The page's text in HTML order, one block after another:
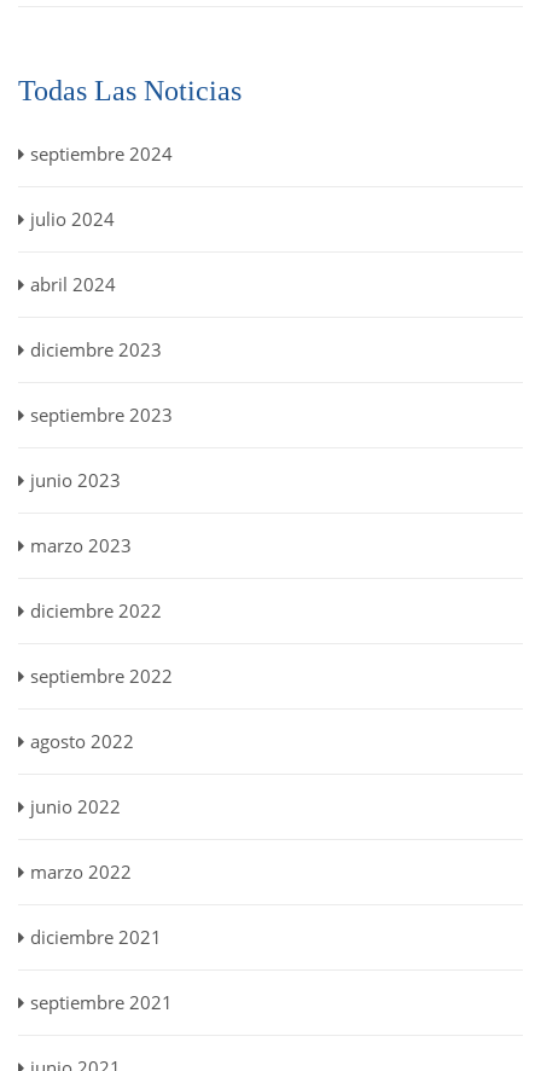
Todas Las Noticias
septiembre 2024
julio 2024
abril 2024
diciembre 2023
septiembre 2023
junio 2023
marzo 2023
diciembre 2022
septiembre 2022
agosto 2022
junio 2022
marzo 2022
diciembre 2021
septiembre 2021